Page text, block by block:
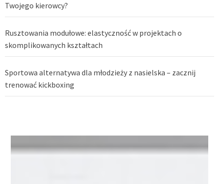
Twojego kierowcy?
Rusztowania modułowe: elastyczność w projektach o
skomplikowanych kształtach
Sportowa alternatywa dla młodzieży z nasielska – zacznij
trenować kickboxing